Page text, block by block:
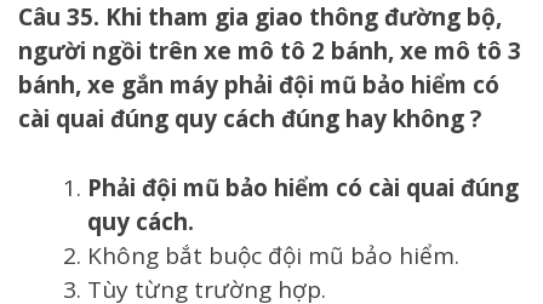
Câu 35. Khi tham gia giao thông đường bộ,
người ngồi trên xe mô tô 2 bánh, xe mô tô 3
bánh, xe gắn máy phải đội mũ bảo hiểm có
cài quai đúng quy cách đúng hay không ?
Phải đội mũ bảo hiểm có cài quai đúng
quy cách.
Không bắt buộc đội mũ bảo hiểm.
Tùy từng trường hợp.